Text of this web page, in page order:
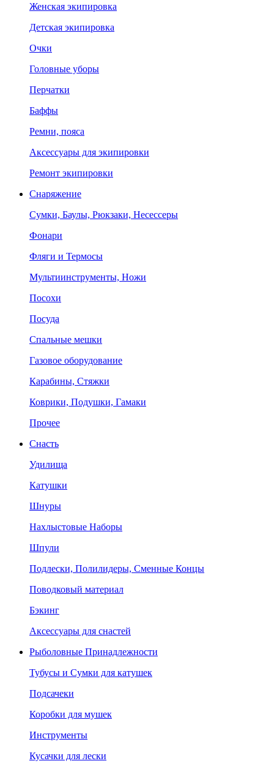
Женская экипировка
Детская экипировка
Очки
Головные уборы
Перчатки
Баффы
Ремни, пояса
Аксессуары для экипировки
Ремонт экипировки
Снаряжение
Сумки, Баулы, Рюкзаки, Несессеры
Фонари
Фляги и Термосы
Мультиинструменты, Ножи
Посохи
Посуда
Спальные мешки
Газовое оборудование
Карабины, Стяжки
Коврики, Подушки, Гамаки
Прочее
Снасть
Удилища
Катушки
Шнуры
Нахлыстовые Наборы
Шпули
Подлески, Полилидеры, Сменные Концы
Поводковый материал
Бэкинг
Аксессуары для снастей
Рыболовные Принадлежности
Тубусы и Сумки для катушек
Подсачеки
Коробки для мушек
Инструменты
Кусачки для лески